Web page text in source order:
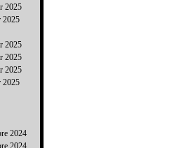
2025
2025
2025
2025
2025
2025
2024
2024